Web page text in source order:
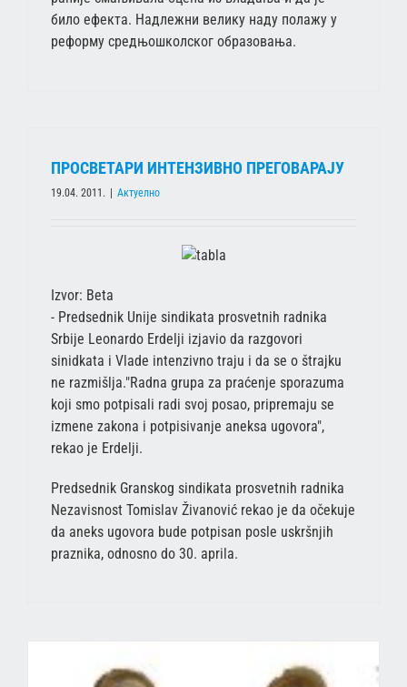
било ефекта. Надлежни велику наду полажу у
реформу средњошколског образовања.
ПРОСВЕТАРИ ИНТЕНЗИВНО ПРЕГОВАРАЈУ
19.04. 2011. Актуелно
Izvor: Beta
- Predsednik Unije sindikata prosvetnih radnika
Srbije Leonardo Erdelji izjavio da razgovori
sinidkata i Vlade intenzivno traju i da se o štrajku
ne razmišlja."Radna grupa za praćenje sporazuma
koji smo potpisali radi svoj posao, pripremaju se
izmene zakona i potpisivanje aneksa ugovora",
rekao je Erdelji.
Predsednik Granskog sindikata prosvetnih radnika
Nezavisnost Tomislav Živanović rekao je da očekuje
da aneks ugovora bude potpisan posle uskršnjih
praznika, odnosno do 30. aprila.